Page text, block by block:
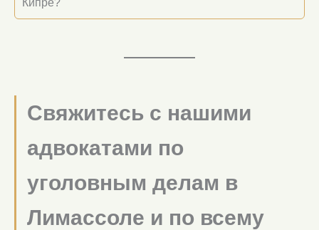
Кипре?
Свяжитесь с нашими
адвокатами по
уголовным делам в
Лимассоле и по всему